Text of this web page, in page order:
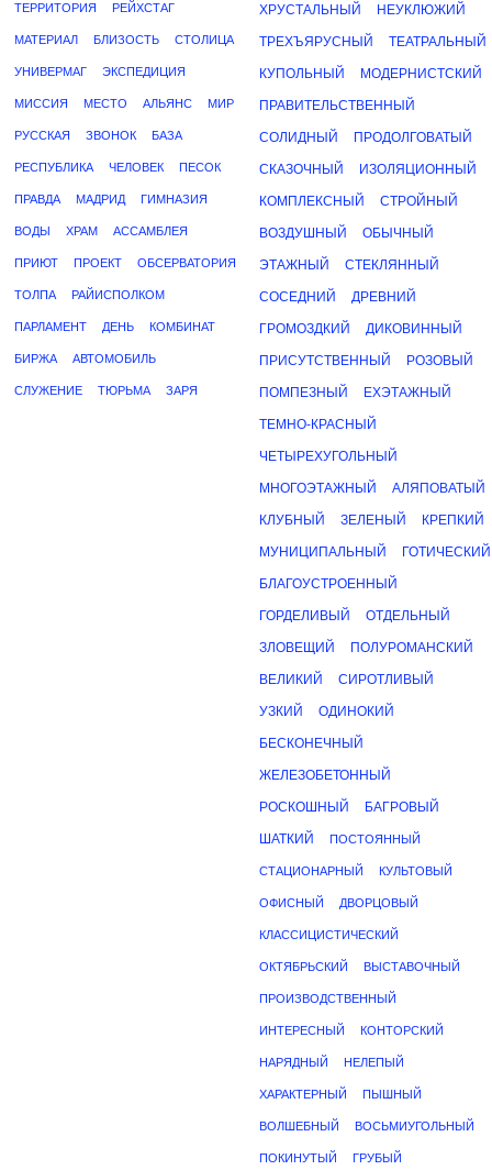
ТЕРРИТОРИЯ РЕЙХСТАГ
МАТЕРИАЛ БЛИЗОСТЬ СТОЛИЦА
УНИВЕРМАГ ЭКСПЕДИЦИЯ
МИССИЯ МЕСТО АЛЬЯНС МИР
РУССКАЯ ЗВОНОК БАЗА
РЕСПУБЛИКА ЧЕЛОВЕК ПЕСОК
ПРАВДА МАДРИД ГИМНАЗИЯ
ВОДЫ ХРАМ АССАМБЛЕЯ
ПРИЮТ ПРОЕКТ ОБСЕРВАТОРИЯ
ТОЛПА РАЙИСПОЛКОМ
ПАРЛАМЕНТ ДЕНЬ КОМБИНАТ
БИРЖА АВТОМОБИЛЬ
СЛУЖЕНИЕ ТЮРЬМА ЗАРЯ
ХРУСТАЛЬНЫЙ НЕУКЛЮЖИЙ
ТРЕХЪЯРУСНЫЙ ТЕАТРАЛЬНЫЙ
КУПОЛЬНЫЙ МОДЕРНИСТСКИЙ
ПРАВИТЕЛЬСТВЕННЫЙ
СОЛИДНЫЙ ПРОДОЛГОВАТЫЙ
СКАЗОЧНЫЙ ИЗОЛЯЦИОННЫЙ
КОМПЛЕКСНЫЙ СТРОЙНЫЙ
ВОЗДУШНЫЙ ОБЫЧНЫЙ
ЭТАЖНЫЙ СТЕКЛЯННЫЙ
СОСЕДНИЙ ДРЕВНИЙ
ГРОМОЗДКИЙ ДИКОВИННЫЙ
ПРИСУТСТВЕННЫЙ РОЗОВЫЙ
ПОМПЕЗНЫЙ ЕХЭТАЖНЫЙ
ТЕМНО-КРАСНЫЙ
ЧЕТЫРЕХУГОЛЬНЫЙ
МНОГОЭТАЖНЫЙ АЛЯПОВАТЫЙ
КЛУБНЫЙ ЗЕЛЕНЫЙ КРЕПКИЙ
МУНИЦИПАЛЬНЫЙ ГОТИЧЕСКИЙ
БЛАГОУСТРОЕННЫЙ
ГОРДЕЛИВЫЙ ОТДЕЛЬНЫЙ
ЗЛОВЕЩИЙ ПОЛУРОМАНСКИЙ
ВЕЛИКИЙ СИРОТЛИВЫЙ
УЗКИЙ ОДИНОКИЙ
БЕСКОНЕЧНЫЙ
ЖЕЛЕЗОБЕТОННЫЙ
РОСКОШНЫЙ БАГРОВЫЙ
ШАТКИЙ ПОСТОЯННЫЙ
СТАЦИОНАРНЫЙ КУЛЬТОВЫЙ
ОФИСНЫЙ ДВОРЦОВЫЙ
КЛАССИЦИСТИЧЕСКИЙ
ОКТЯБРЬСКИЙ ВЫСТАВОЧНЫЙ
ПРОИЗВОДСТВЕННЫЙ
ИНТЕРЕСНЫЙ КОНТОРСКИЙ
НАРЯДНЫЙ НЕЛЕПЫЙ
ХАРАКТЕРНЫЙ ПЫШНЫЙ
ВОЛШЕБНЫЙ ВОСЬМИУГОЛЬНЫЙ
ПОКИНУТЫЙ ГРУБЫЙ